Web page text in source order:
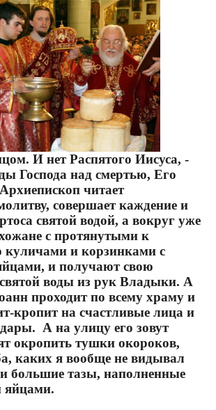
И нет Распятого Иисуса, -
Господа над смертью, Его
читает
совершает каждение и
святой водой, а вокруг уже
с протянутыми к
и корзинками с
и получают свою
святой воды из рук Владыки. А
проходит по всему храму и
кропит на счастливые лица и
А на улицу его зовут
окропить тушки окороков,
каких я вообще не видывал
и большие тазы, наполненные
яйцами.